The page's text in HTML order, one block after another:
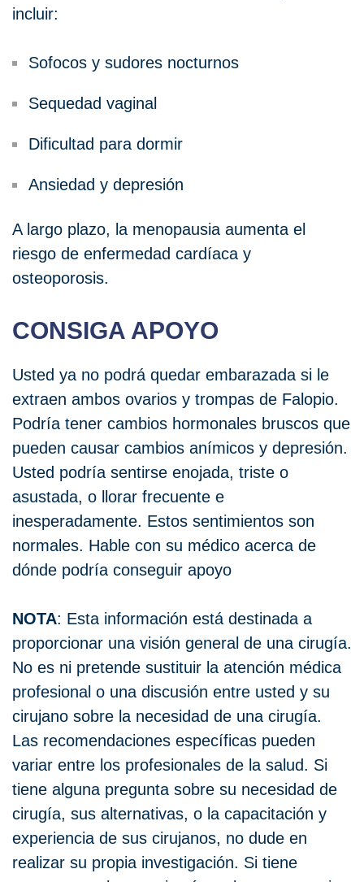
incluir:
Sofocos y sudores nocturnos
Sequedad vaginal
Dificultad para dormir
Ansiedad y depresión
A largo plazo, la menopausia aumenta el
riesgo de enfermedad cardíaca y
osteoporosis.
CONSIGA APOYO
Usted ya no podrá quedar embarazada si le
extraen ambos ovarios y trompas de Falopio.
Podría tener cambios hormonales bruscos que
pueden causar cambios anímicos y depresión.
Usted podría sentirse enojada, triste o
asustada, o llorar frecuente e
inesperadamente. Estos sentimientos son
normales. Hable con su médico acerca de
dónde podría conseguir apoyo
NOTA: Esta información está destinada a
proporcionar una visión general de una cirugía.
No es ni pretende sustituir la atención médica
profesional o una discusión entre usted y su
cirujano sobre la necesidad de una cirugía.
Las recomendaciones específicas pueden
variar entre los profesionales de la salud. Si
tiene alguna pregunta sobre su necesidad de
cirugía, sus alternativas, o la capacitación y
experiencia de sus cirujanos, no dude en
realizar su propia investigación. Si tiene